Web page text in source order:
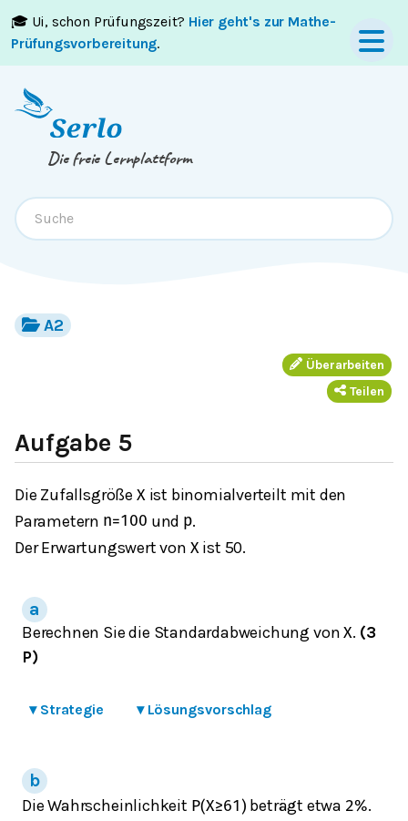
🎓 Ui, schon Prüfungszeit? Hier geht's zur Mathe-
Prüfungsvorbereitung.
Springe zumInhaltoderFooter
Die freie Lernplattform
A2
Überarbeiten
Teilen
Aufgabe 5
Die Zufallsgröße Xist binomialverteilt mit den
Parametern n=100 und p.
Der Erwartungswert von Xist 50.
Berechnen Sie die Standardabweichung vonX. (3
P)
▾ Strategie ▾ Lösungsvorschlag
Die Wahrscheinlichkeit P(X≥61 ) beträgt etwa 2%.